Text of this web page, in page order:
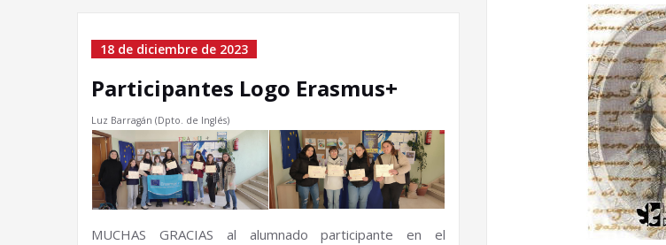
18 de diciembre de 2023
Participantes Logo Erasmus+
Luz Barragán (Dpto. de Inglés)
MUCHAS GRACIAS al alumnado participante en el